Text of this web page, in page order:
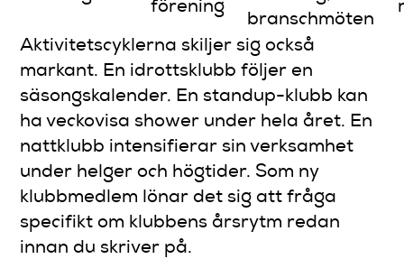
förening
branschmöten
Aktivitetscyklerna skiljer sig också
markant. En idrottsklubb följer en
säsongskalender. En standup-klubb kan
ha veckovisa shower under hela året. En
nattklubb intensifierar sin verksamhet
under helger och högtider. Som ny
klubbmedlem lönar det sig att fråga
specifikt om klubbens årsrytm redan
innan du skriver på.